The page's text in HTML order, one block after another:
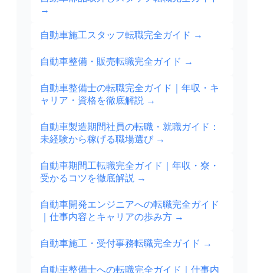
→
自動車施工スタッフ転職完全ガイド →
自動車整備・販売転職完全ガイド →
自動車整備士の転職完全ガイド｜年収・キ
ャリア・資格を徹底解説 →
自動車製造期間社員の転職・就職ガイド：
未経験から稼げる職場選び →
自動車期間工転職完全ガイド｜年収・寮・
受かるコツを徹底解説 →
自動車開発エンジニアへの転職完全ガイド
｜仕事内容とキャリアの歩み方 →
自動車施工・受付事務転職完全ガイド →
自動車整備士への転職完全ガイド｜仕事内